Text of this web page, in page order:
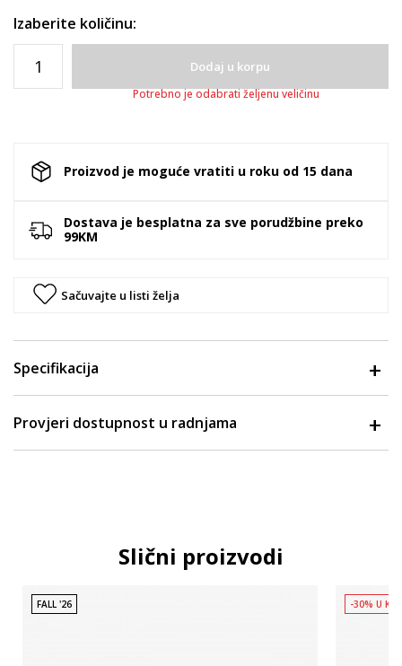
Izaberite količinu:
Dodaj u korpu
Potrebno je odabrati željenu veličinu
Proizvod je moguće vratiti u roku od 15 dana
Dostava je besplatna za sve porudžbine preko
99KM
Sačuvajte u listi želja
Specifikacija
Provjeri dostupnost u radnjama
Slični proizvodi
FALL '26 -30% U